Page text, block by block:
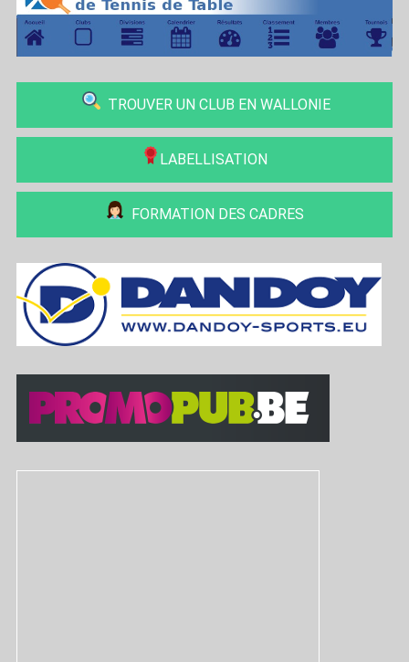
TROUVER UN CLUB EN WALLONIE
LABELLISATION
FORMATION DES CADRES